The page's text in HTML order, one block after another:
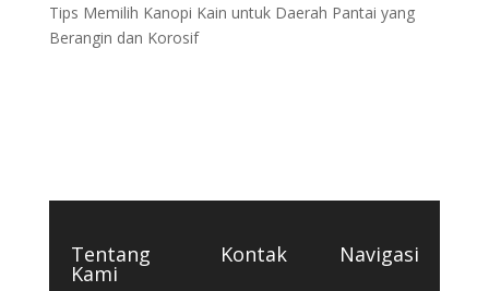
Tips Memilih Kanopi Kain untuk Daerah Pantai yang
Berangin dan Korosif
Tentang
Kami
Kontak Navigasi